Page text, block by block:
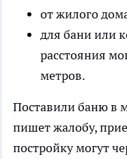
от жилого
для бани или
расстояния
метров.
Поставили баню в
пишет жалобу,
постройку могут